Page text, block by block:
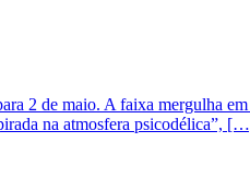
2 de maio. A faixa mergulha
na atmosfera psicodélica”,